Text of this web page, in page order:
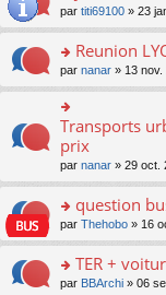
e
nt
pl
u
ré
c
e
nt
n
le
pl
u
s
ré
c
e
nt
g
e
n
n
le
u
s
e
nt
e
a
g
e
n
o
lu
le
pl
u
s
e
nt
er
le
m
e
s
g
e
n
o
lu
le
pl
u
s
o
n
ult
er
le
m
s
s
a
e
n
o
lu
le
par titi69100 » 23
o
n
s
ult
er
le
m
e
s
a
e
n
Reunion
par nanar » 13 nov.
o
n
s
ult
er
le
m
e
s
a
Transports
prix
par nanar » 29 oct.
o
n
ult
er
question
par Thehobo » 16
o
TER +
par BBArchi » 06